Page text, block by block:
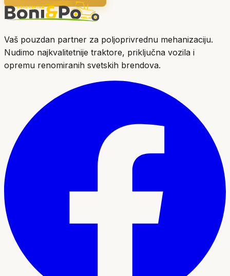
Vaš pouzdan partner za poljoprivrednu mehanizaciju.
Nudimo najkvalitetnije traktore, priključna vozila i
opremu renomiranih svetskih brendova.